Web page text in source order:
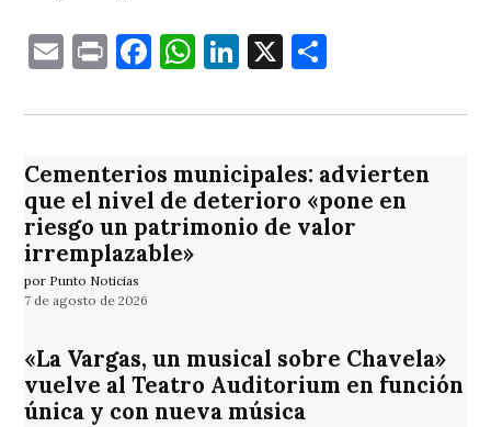
EmailPrintFacebook
WhatsApp
LinkedIn
X
Cementerios municipales: advierten
que el nivel de deterioro «pone en
riesgo un patrimonio de valor
irremplazable»
por Punto Noticias
7 de agosto de 2026
«La Vargas, un musical sobre Chavela»
vuelve al Teatro Auditorium en función
única y con nueva música